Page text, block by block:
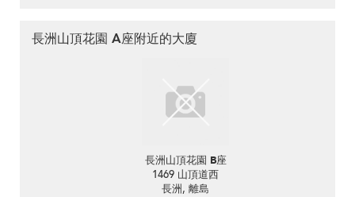
長洲山頂花園 A座附近的大廈
長洲山頂花園 B座
1469 山頂道西
長洲, 離島